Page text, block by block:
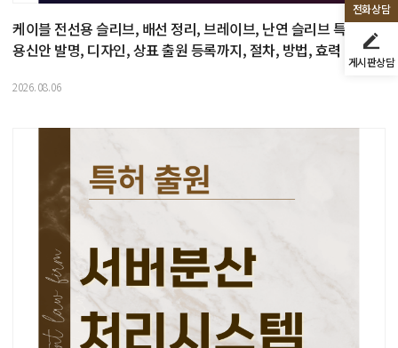
전화상담
게시판상담
케이블 전선용 슬리브, 배선 정리, 브레이브, 난연 슬리브 특허, 실
용신안 발명, 디자인, 상표 출원 등록까지, 절차, 방법, 효력
2026.08.06